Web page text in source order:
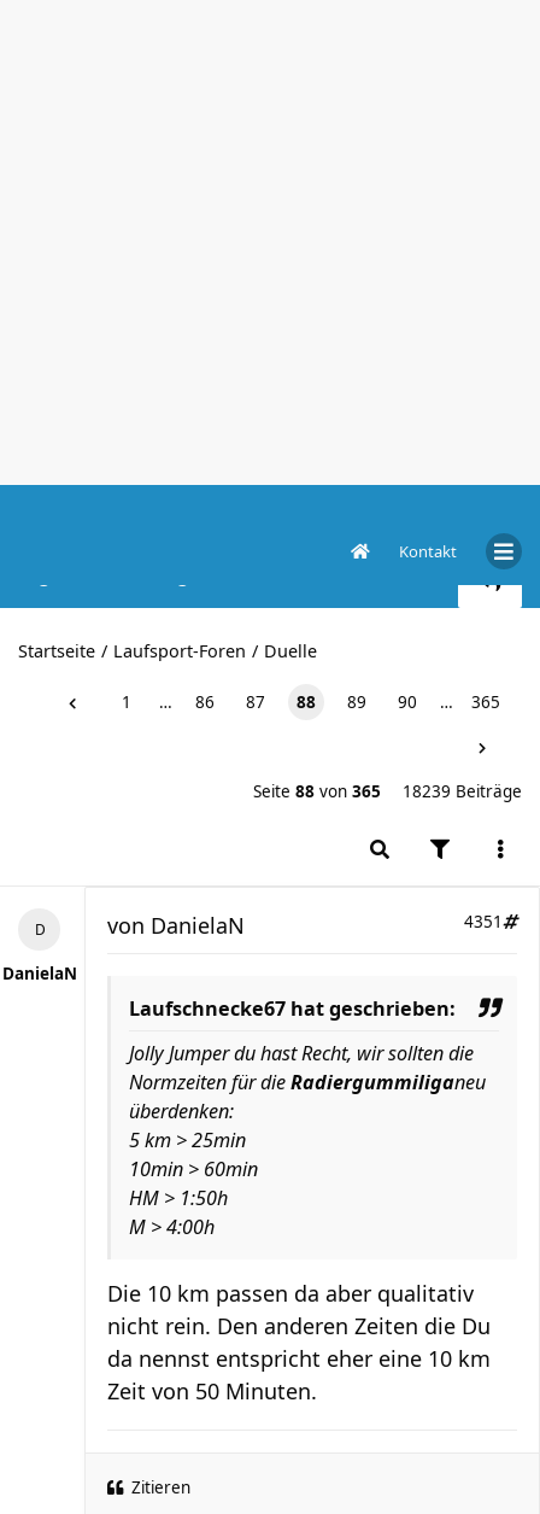
Kontakt
Startseite Laufsport-Foren Duelle
1 … 86 87 88 89 90 … 365
Seite 88 von 365 18239 Beiträge
DanielaN
4351
von DanielaN
Laufschnecke67 hat geschrieben:
Jolly Jumper du hast Recht, wir sollten die
Normzeiten für dieRadiergummiliganeu
überdenken:
5 km > 25min
10min > 60min
HM > 1:50h
M > 4:00h
Die 10 km passen da aber qualitativ
nicht rein. Den anderen Zeiten die Du
da nennst entspricht eher eine 10 km
Zeit von 50 Minuten.
Zitieren